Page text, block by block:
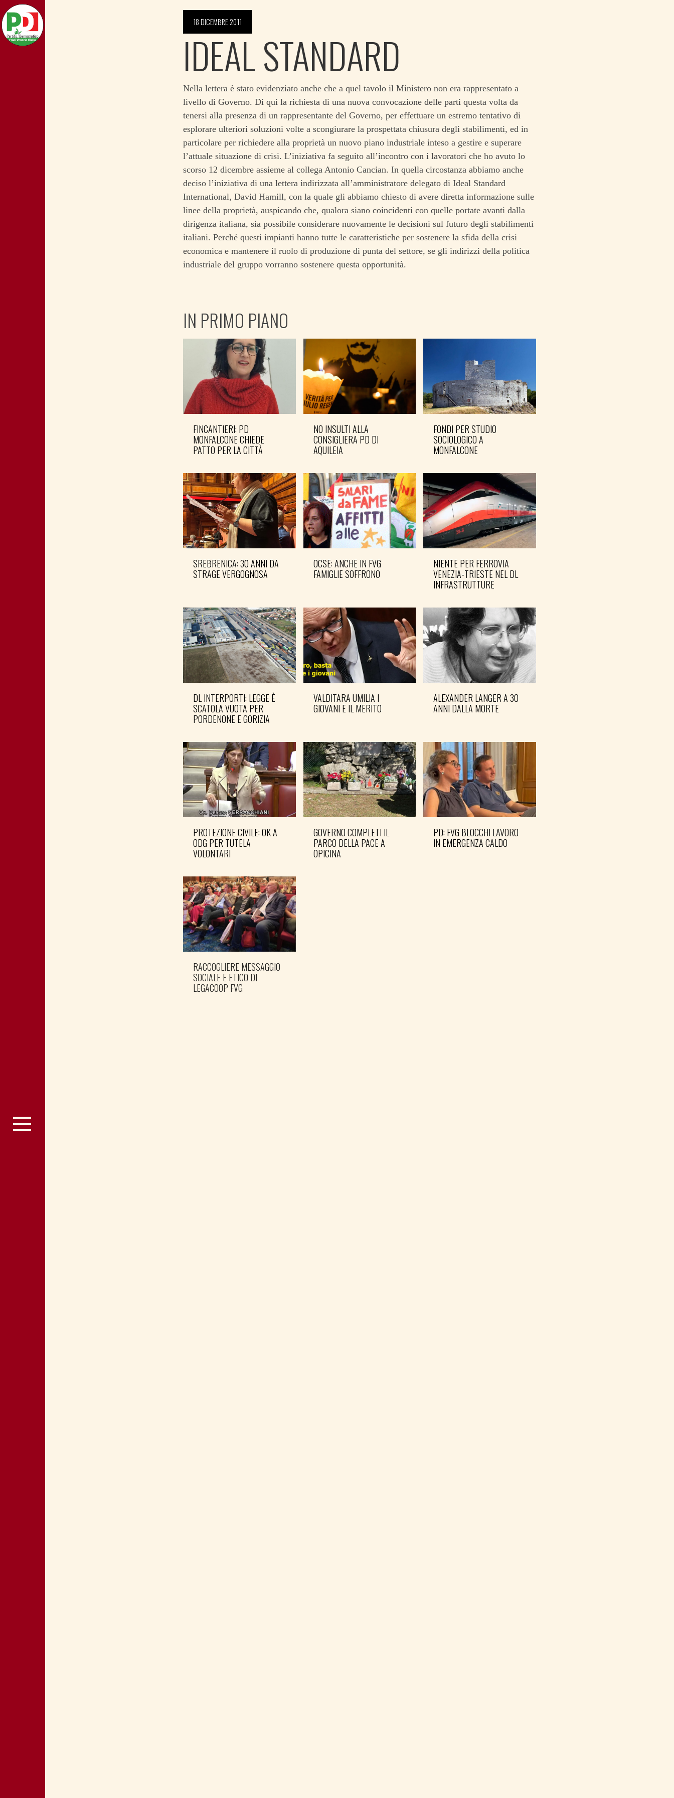
18 DICEMBRE 2011
IDEAL STANDARD
Nella lettera è stato evidenziato anche che a quel tavolo il Ministero non era rappresentato a
livello di Governo. Di qui la richiesta di una nuova convocazione delle parti questa volta da
tenersi alla presenza di un rappresentante del Governo, per effettuare un estremo tentativo di
esplorare ulteriori soluzioni volte a scongiurare la prospettata chiusura degli stabilimenti, ed in
particolare per richiedere alla proprietà un nuovo piano industriale inteso a gestire e superare
l’attuale situazione di crisi. L’iniziativa fa seguito all’incontro con i lavoratori che ho avuto lo
scorso 12 dicembre assieme al collega Antonio Cancian. In quella circostanza abbiamo anche
deciso l’iniziativa di una lettera indirizzata all’amministratore delegato di Ideal Standard
International, David Hamill, con la quale gli abbiamo chiesto di avere diretta informazione sulle
linee della proprietà, auspicando che, qualora siano coincidenti con quelle portate avanti dalla
dirigenza italiana, sia possibile considerare nuovamente le decisioni sul futuro degli stabilimenti
italiani. Perché questi impianti hanno tutte le caratteristiche per sostenere la sfida della crisi
economica e mantenere il ruolo di produzione di punta del settore, se gli indirizzi della politica
industriale del gruppo vorranno sostenere questa opportunità.
IN PRIMO PIANO
FINCANTIERI: PD
MONFALCONE CHIEDE
PATTO PER LA CITTÀ
NO INSULTI ALLA
CONSIGLIERA PD DI
AQUILEIA
FONDI PER STUDIO
SOCIOLOGICO A
MONFALCONE
SREBRENICA: 30 ANNI DA
STRAGE VERGOGNOSA
OCSE: ANCHE IN FVG
FAMIGLIE SOFFRONO
NIENTE PER FERROVIA
VENEZIA-TRIESTE NEL DL
INFRASTRUTTURE
DL INTERPORTI: LEGGE È
SCATOLA VUOTA PER
PORDENONE E GORIZIA
VALDITARA UMILIA I
GIOVANI E IL MERITO
ALEXANDER LANGER A 30
ANNI DALLA MORTE
PROTEZIONE CIVILE: OK A
ODG PER TUTELA
VOLONTARI
GOVERNO COMPLETI IL
PARCO DELLA PACE A
OPICINA
PD: FVG BLOCCHI LAVORO
IN EMERGENZA CALDO
RACCOGLIERE MESSAGGIO
SOCIALE E ETICO DI
LEGACOOP FVG